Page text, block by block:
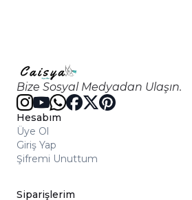
Bize Sosyal Medyadan Ulaşın.
Hesabım
Üye Ol
Giriş Yap
Şifremi Unuttum
Siparişlerim